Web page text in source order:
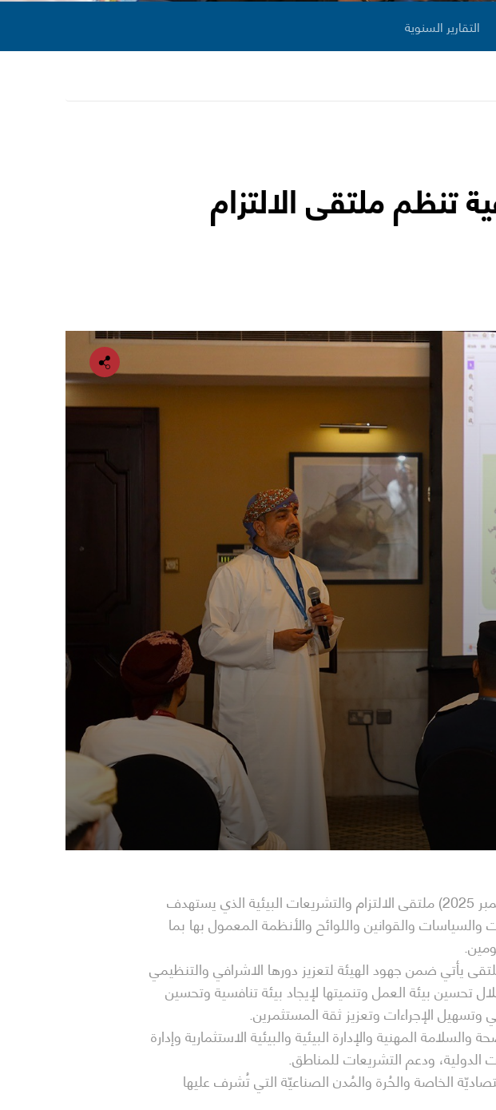
التقارير السنوية
تنظم ملتقى الالتزام
نظمت الهيئة العامة للمناطق الاقتصاديّة الخاصة والمناطق الحُرة اليوم (9 ديسمبر 2025) ملتقى الالتزام والتشريعات البيئية الذي يستهدف
والقوانين واللوائح والأنظمة المعمول بها بما
يأتي ضمن جهود الهيئة لتعزيز دورها الاشرافي والتنظيمي
تحسين بيئة العمل وتنميتها لإيجاد بيئة تنافسية وتحسين
وتسهيل الإجراءات وتعزيز ثقة المستثمرين.
المهنية والإدارة البيئية والبيئية الاستثمارية وإدارة
الدولية، ودعم التشريعات للمناطق.
الخاصة والحُرة والمُدن الصناعيّة التي تُشرف عليها